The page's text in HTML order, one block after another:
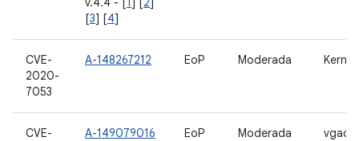
[3] [4]
CVE-
2020-
7053
A-148267212 EoP Moderada Kernel
CVE-
A-149079016 EoP Moderada